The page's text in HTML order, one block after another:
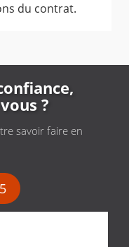
du contrat.
?
savoir faire en